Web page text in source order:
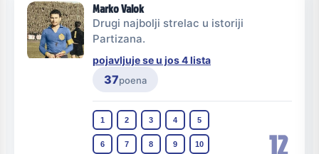
12
Marko Valok
Drugi najbolji strelac u istoriji
Partizana.
pojavljuje se u jos 4 lista
37poena
1 2 3 4 5
6 7 8 9 10